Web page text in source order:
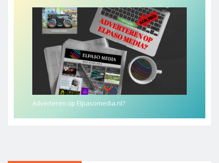
Adverteren op Elpasomedia.nl?